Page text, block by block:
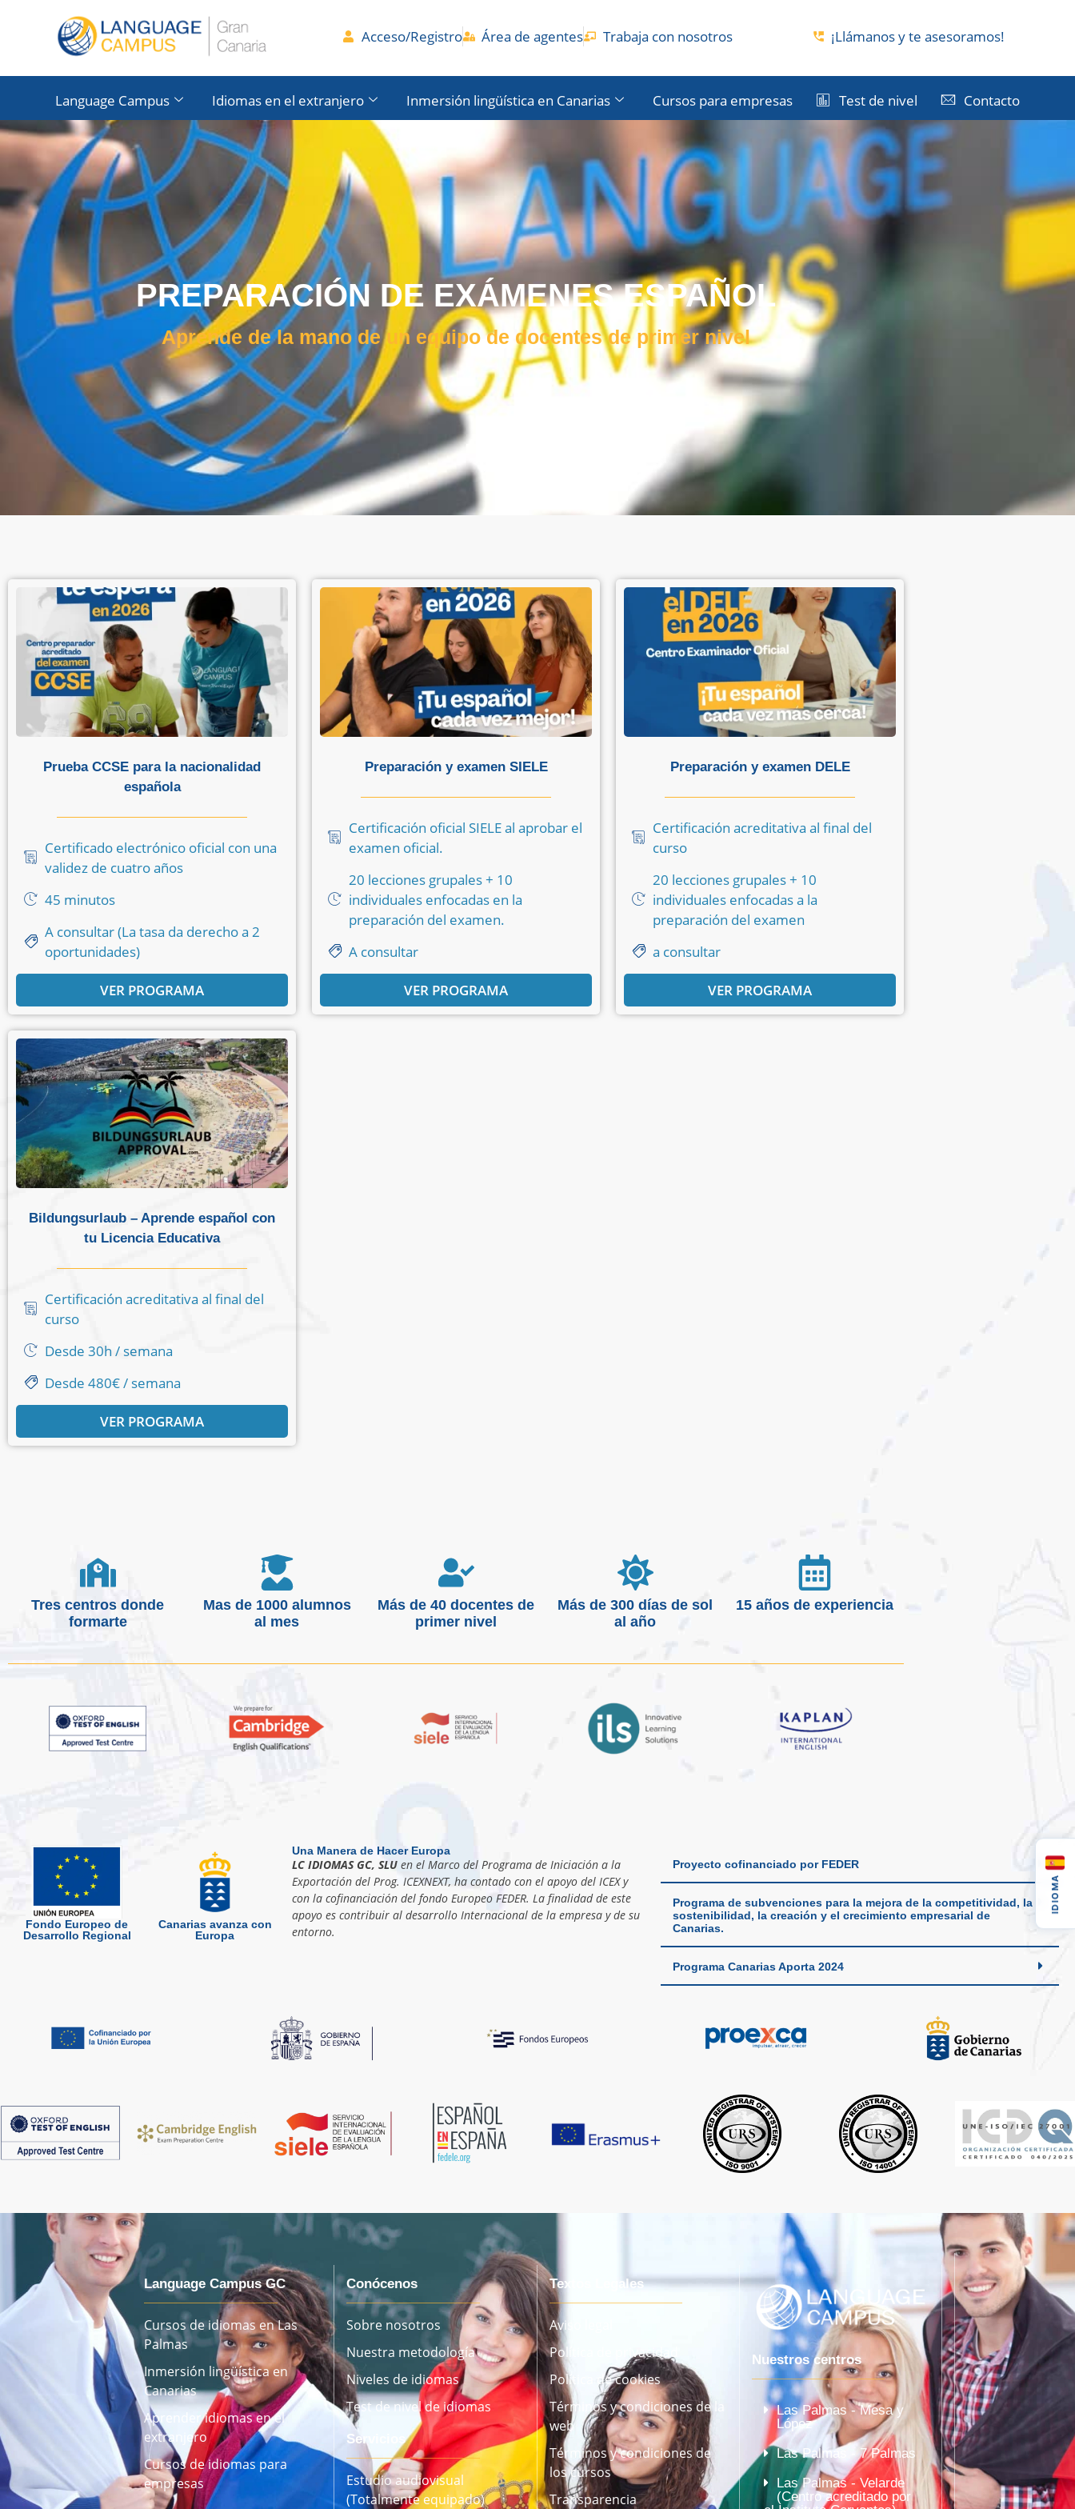
Acceso/Registro Área de agentes Trabaja con nosotros ¡Llámanos y te asesoramos!
Language Campus Idiomas en el extranjero Inmersión lingüística en Canarias Cursos para empresas Test de nivel Contacto
PREPARACIÓN DE EXÁMENES ESPAÑOL
Aprende de la mano de un equipo de docentes de primer nivel
Prueba CCSE para la nacionalidad
española
Certificado electrónico oficial con una
validez de cuatro años
45 minutos
A consultar (La tasa da derecho a 2
oportunidades)
VER PROGRAMA
Preparación y examen SIELE
Certificación oficial SIELE al aprobar el
examen oficial.
20 lecciones grupales + 10
individuales enfocadas en la
preparación del examen.
A consultar
VER PROGRAMA
Preparación y examen DELE
Certificación acreditativa al final del
curso
20 lecciones grupales + 10
individuales enfocadas a la
preparación del examen
a consultar
VER PROGRAMA
Bildungsurlaub – Aprende español con
tu Licencia Educativa
Certificación acreditativa al final del
curso
Desde 30h / semana
Desde 480€ / semana
VER PROGRAMA
Tres centros donde
formarte
Mas de 1000 alumnos
al mes
Más de 40 docentes de
primer nivel
Más de 300 días de sol
al año
15 años de experiencia
Fondo Europeo de
Desarrollo Regional
Canarias avanza con
Europa
Una Manera de Hacer Europa
LC IDIOMAS GC, SLUen el Marco del Programa de Iniciación a la
Exportación del Prog. ICEXNEXT, ha contado con el apoyo del ICEX y
con la cofinanciación del fondo Europeo FEDER. La finalidad de este
apoyo es contribuir al desarrollo Internacional de la empresa y de su
entorno.
Proyecto cofinanciado por FEDER
Programa de subvenciones para la mejora de la competitividad, la
sostenibilidad, la creación y el crecimiento empresarial de
Canarias.
Programa Canarias Aporta 2024
Language Campus GC
Cursos de idiomas en Las
Palmas
Inmersión lingüística en
Canarias
Aprender idiomas en el
extranjero
Cursos de idiomas para
empresas
Conócenos
Sobre nosotros
Nuestra metodología
Niveles de idiomas
Test de nivel de idiomas
Servicios
Estudio audiovisual
(Totalmente equipado)
Textos Legales
Aviso legal
Política de privacidad
Política de cookies
Términos y condiciones de la
web
Términos y condiciones de
los cursos
Transparencia
Nuestros centros
Las Palmas - Mesa y
López
Las Palmas - 7 Palmas
Las Palmas - Velarde
(Centro acreditado por
IDIOMA